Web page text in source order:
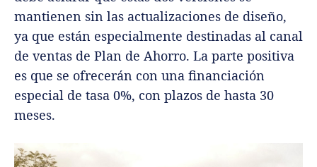
mantienen sin las actualizaciones de diseño,
ya que están especialmente destinadas al canal
de ventas de Plan de Ahorro. La parte positiva
es que se ofrecerán con una financiación
especial de tasa 0%, con plazos de hasta 30
meses.